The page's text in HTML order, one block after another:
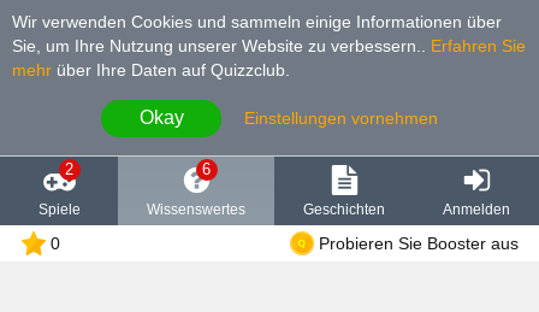
Wir verwenden Cookies und sammeln einige Informationen über
Sie, um Ihre Nutzung unserer Website zu verbessern.
Erfahren Sie
mehr über Ihre Daten auf Quizzclub.
Okay Einstellungen vornehmen
2
Spiele
6
Wissenswertes Geschichten Anmelden
0 Probieren Sie Booster aus